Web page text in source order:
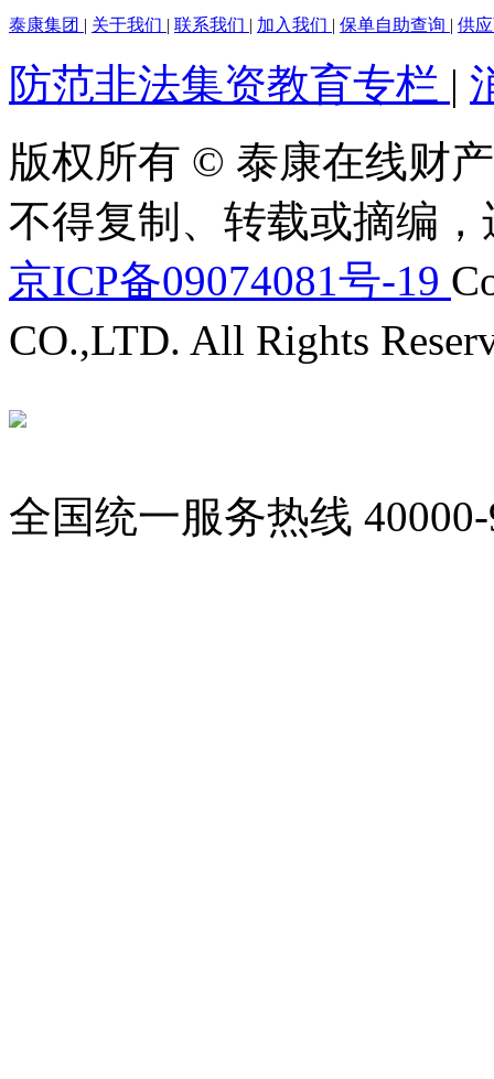
泰康集团 | 关于我们 | 联系我们 | 加入我们 | 保单自助查询 | 供
防范非法集资教育专栏 |
版权所有 © 泰康在线财
不得复制、转载或摘编
京ICP备09074081号-19
CO.,LTD. All Rights
全国统一服务热线